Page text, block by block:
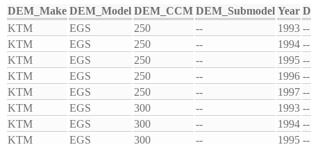
DEM_Make DEM_Model DEM_CCM DEM_Submodel Year
KTM
EGS 250 -- 1993 --
KTM
EGS 250 -- 1994 --
KTM
EGS 250 -- 1995 --
KTM
EGS 250 -- 1996 --
KTM
EGS 250 -- 1997 --
KTM
EGS 300 -- 1993 --
KTM
EGS 300 -- 1994 --
KTM
EGS 300 -- 1995 --